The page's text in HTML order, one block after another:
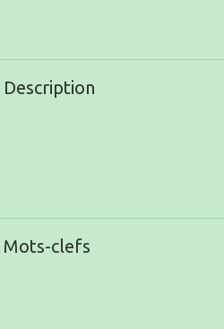
Description
Mots-clefs